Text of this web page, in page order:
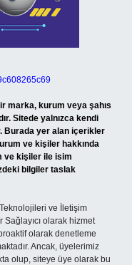
marka, kurum veya şahıs
Sitede yalnızca kendi
Burada yer alan içerikler
ve kişiler hakkında
ve kişiler ile isim
bilgiler taslak
ve İletişim
Sağlayıcı olarak hizmet
olarak denetleme
Ancak, üyelerimiz
olup, siteye üye olarak bu